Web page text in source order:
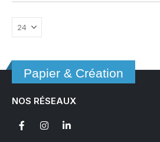
Papier & Création
NOS RÉSEAUX